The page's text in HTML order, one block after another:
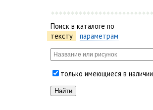
Поиск в каталоге по
тексту
параметрам
только имеющиеся в наличии